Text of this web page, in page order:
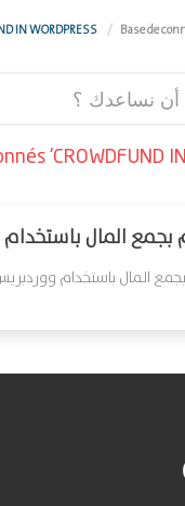
Base de
'CROWDFUND IN
المال
المال باستخدام